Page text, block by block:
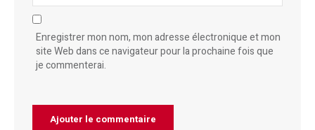
Enregistrer mon nom, mon adresse électronique et mon
site Web dans ce navigateur pour la prochaine fois que
je commenterai.